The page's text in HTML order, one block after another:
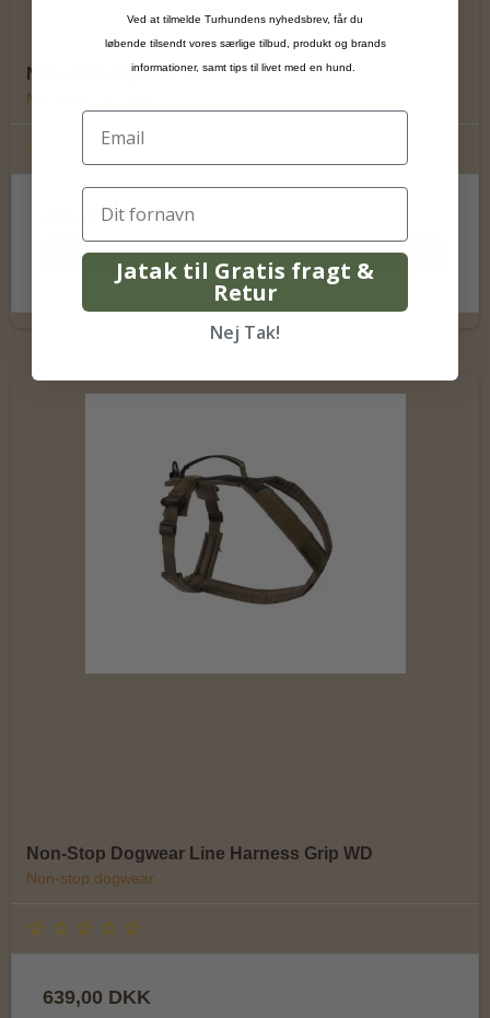
Non-stop dogwear Line Harness Grip
Non-stop dogwear
499,00 DKK
Vis produkt
Non-Stop Dogwear Line Harness Grip WD
Non-stop dogwear
639,00 DKK
Ved at tilmelde Turhundens nyhedsbrev, får du
løbende tilsendt vores særlige tilbud, produkt og brands
informationer, samt tips til livet med en hund.
Jatak til Gratis fragt &
Retur
Nej Tak!